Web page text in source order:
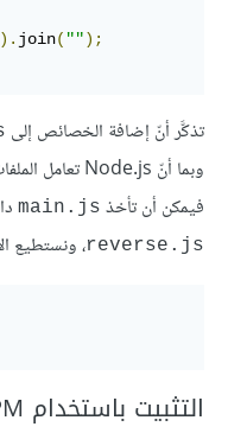
join( "");
تذكَّر أنّ إضافة الخصائص إلى
فيمكن أن تأخذ main.js
reverse.js، ونستطيع
التثبيت باستخدام NPM